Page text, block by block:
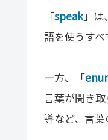
「speak」
語を使うすべ
一方、「
言葉が聞き
導など、言葉